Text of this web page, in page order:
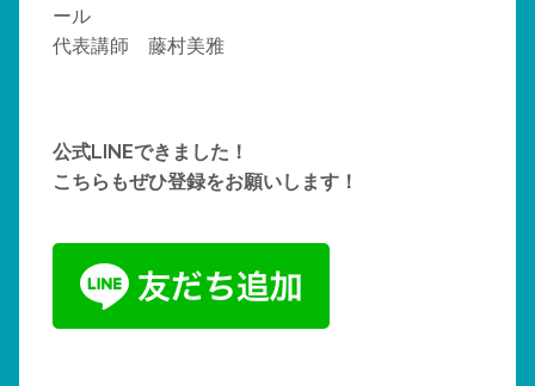
ール
代表講師 藤村美雅
公式LINEできました！
こちらもぜひ登録をお願いします！